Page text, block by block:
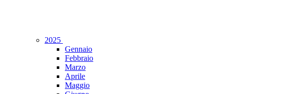
2025
Gennaio
Febbraio
Marzo
Aprile
Maggio